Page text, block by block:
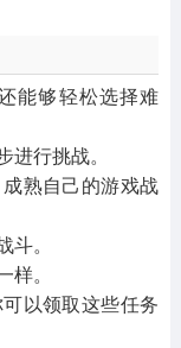
能够轻松选择难
行挑战。
熟自己的游戏战
。
。
以领取这些任务